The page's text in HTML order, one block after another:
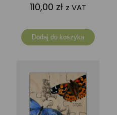
110,00 zł z VAT
Dodaj do koszyka